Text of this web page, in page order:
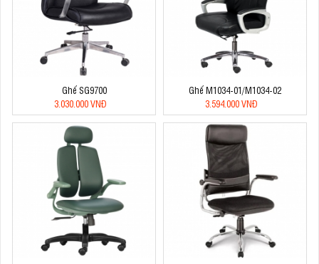
Ghế SG9700
3.030.000 VNĐ
Ghế M1034-01/M1034-02
3.594.000 VNĐ